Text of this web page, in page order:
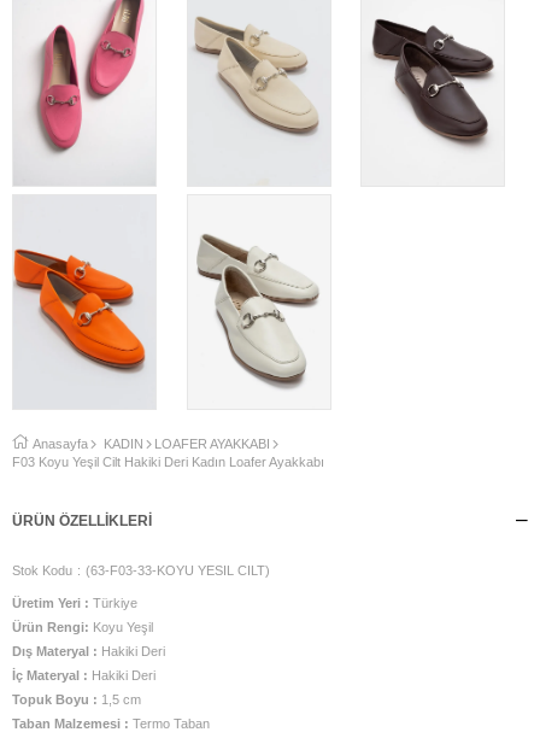
Anasayfa KADIN
LOAFER AYAKKABI
F03 Koyu Yeşil Cilt Hakiki Deri Kadın Loafer Ayakkabı
ÜRÜN ÖZELLIKLERI
Stok Kodu (63-F03-33-KOYU YESIL CILT)
Üretim Yeri : Türkiye
Ürün Rengi: Koyu Yeşil
Dış Materyal : Hakiki Deri
İç Materyal : Hakiki Deri
Topuk Boyu : 1,5 cm
Taban Malzemesi : Termo Taban